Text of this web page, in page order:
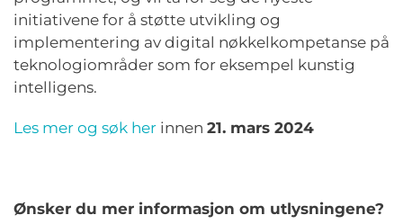
initiativene for å støtte utvikling og
implementering av digital nøkkelkompetanse på
teknologiområder som for eksempel kunstig
intelligens.
Les mer og søk her innen 21. mars 2024
Ønsker du mer informasjon om utlysningene?